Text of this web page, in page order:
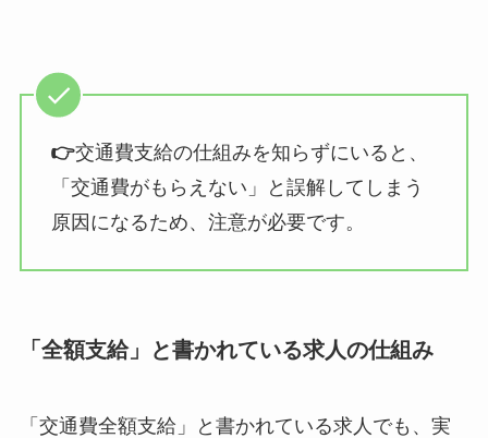
👉交通費支給の仕組みを知らずにいると、
「交通費がもらえない」と誤解してしまう
原因になるため、注意が必要です。
「全額支給」と書かれている求人の仕組み
「交通費全額支給」と書かれている求人でも、実